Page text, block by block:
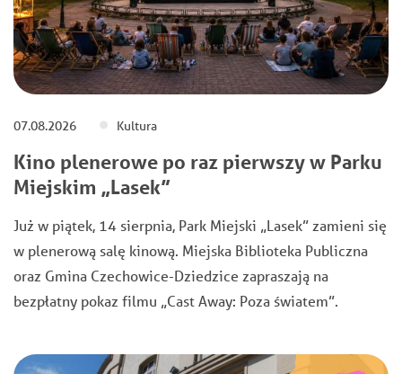
07.08.2026 Kultura
Kino plenerowe po raz pierwszy w Parku
Miejskim „Lasek”
Już w piątek, 14 sierpnia, Park Miejski „Lasek” zamieni się
w plenerową salę kinową. Miejska Biblioteka Publiczna
oraz Gmina Czechowice-Dziedzice zapraszają na
bezpłatny pokaz filmu „Cast Away: Poza światem”.